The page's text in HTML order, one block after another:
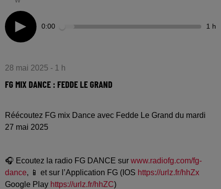
0:00 1 h
28 mai 2025 - 1 h
FG MIX DANCE : FEDDE LE GRAND
Réécoutez FG mix Dance avec Fedde Le Grand du mardi
27 mai 2025
🎧 Ecoutez la radio FG DANCE sur www.radiofg.com/fg-
dance, 📱 et sur l’Application FG (IOS https://urlz.fr/hhZx
Google Play https://urlz.fr/hhZC)